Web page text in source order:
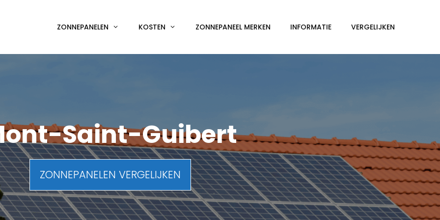
ZONNEPANELEN KOSTEN ZONNEPANEEL MERKEN INFORMATIE VERGELIJKEN
Saint-Guibert
ZONNEPANELEN VERGELIJKEN